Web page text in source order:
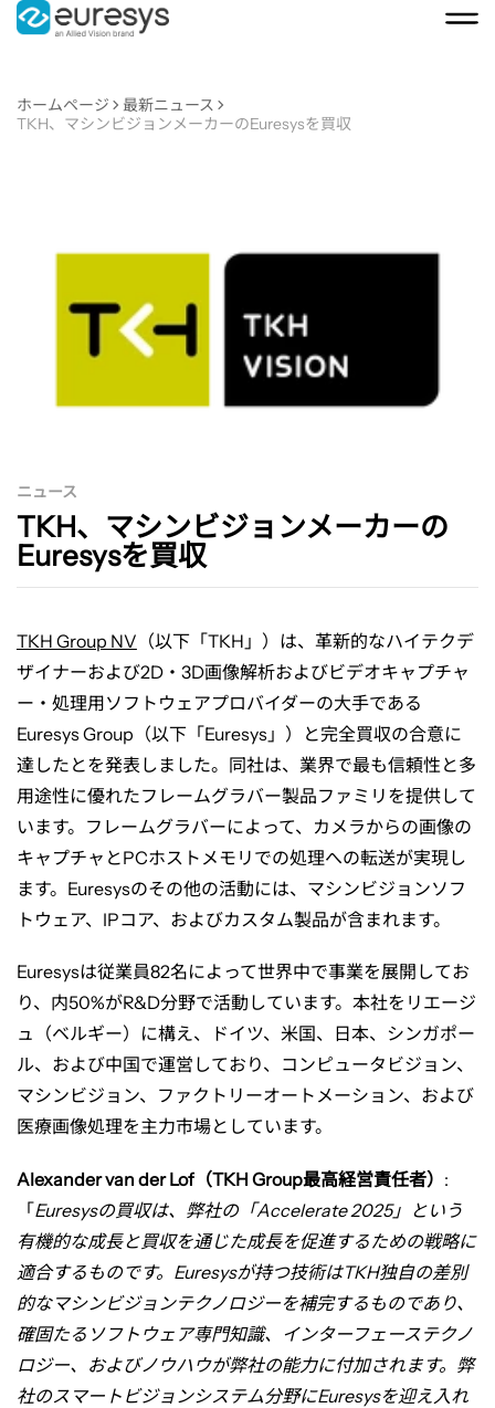
ホームページ
最新ニュース
TKH、マシンビジョンメーカーのEuresysを買収
マ
ン
ビ
ジ
ョ
ン
メ
ー
カ
ー
の
Euresys
を
買
収
ニュース
TKH、マシンビジョンメーカーの
Euresysを買収
TKH Group NV （以下「TKH 」）は、革新的なハイテクデ
ザイナーおよび2D・ 3D画像解析およびビデオキャプチャ
ー・処理用ソフトウェアプロバイダーの大手である
Euresys Group （以下「Euresys 」）と完全買収の合意に
達したとを発表しました。同社は、業界で最も信頼性と多
用途性に優れたフレームグラバー製品ファミリを提供して
います。フレームグラバーによって、カメラからの画像の
キャプチャとPCホストメモリでの処理への転送が実現し
ます。 Euresysのその他の活動には、マシンビジョンソフ
トウェア、 IPコア、およびカスタム製品が含まれます。
Euresysは従業員82名によって世界中で事業を展開してお
り、内50%がR&D分野で活動しています。本社をリエージ
ュ（ベルギー）に構え、ドイツ、米国、日本、シンガポー
ル、および中国で運営しており、コンピュータビジョン、
マシンビジョン、ファクトリーオートメーション、および
医療画像処理を主力市場としています。
Alexander van der Lof（TKH Group最高経営責任者） :
「Euresysの買収は、弊社の「Accelerate 2025」という
有機的な成長と買収を通じた成長を促進するための戦略に
適合するものです。 Euresysが持つ技術はTKH独自の差別
的なマシンビジョンテクノロジーを補完するものであり、
確固たるソフトウェア専門知識、インターフェーステクノ
ロジー、およびノウハウが弊社の能力に付加されます。弊
社のスマートビジョンシステム分野にEuresysを迎え入れ